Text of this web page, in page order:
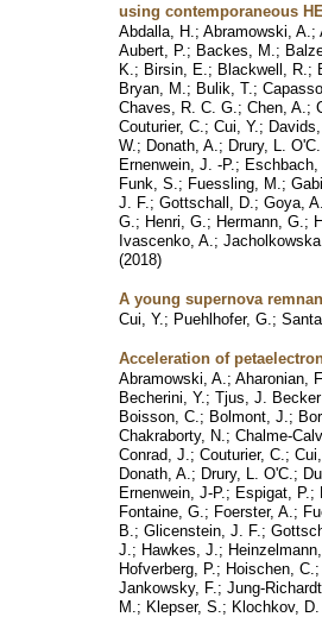
using contemporaneous
Abdalla, H. ; Abramowski, A. ;
Aubert, P. ; Backes, M. ;
K. ; Birsin, E. ; Blackwell, R. ;
Bryan, M. ; Bulik, T. ;
Chaves, R. C. G. ; Chen, A. ;
Couturier, C. ; Cui, Y. ;
W. ; Donath, A. ; Drury, L. O'C.
Ernenwein, J. -P. ;
Funk, S. ; Fuessling, M. ;
J. F. ; Gottschall, D. ; Goya,
G. ; Henri, G. ; Hermann, G. ;
Ivascenko, A. ;
(2018)
A young supernova
Cui, Y. ; Puehlhofer, G. ;
Acceleration of
Abramowski, A. ; Aharonian,
Becherini, Y. ; Tjus, J. Becker
Boisson, C. ; Bolmont, J. ;
Chakraborty, N. ; Chalme-
Conrad, J. ; Couturier, C. ;
Donath, A. ; Drury, L. O'C. ;
Ernenwein, J-P. ; Espigat, P. ;
Fontaine, G. ; Foerster, A. ;
B. ; Glicenstein, J. F. ;
J. ; Hawkes, J. ;
Hofverberg, P. ; Hoischen, C.
Jankowsky, F. ; Jung-
M. ; Klepser, S. ; Klochkov, D.